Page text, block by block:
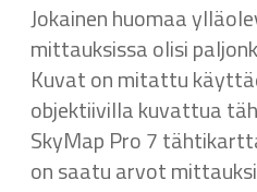
Jokainen huomaa
mittauksissa olisi
Kuvat on mitattu
objektiivilla kuvattua
SkyMap Pro 7
on saatu arvot